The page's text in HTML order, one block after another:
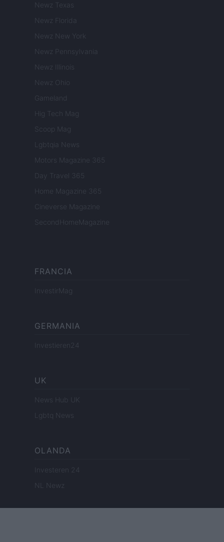
Newz Texas
Newz Florida
Newz New York
Newz Pennsylvania
Newz Illinois
Newz Ohio
Gameland
Hig Tech Mag
Scoop Mag
Lgbtqia News
Motors Magazine 365
Day Travel 365
Home Magazine 365
Cineverse Magazine
SecondHomeMagazine
FRANCIA
InvestirMag
GERMANIA
Investieren24
UK
News Hub UK
Lgbtq News
OLANDA
Investeren 24
NL Newz